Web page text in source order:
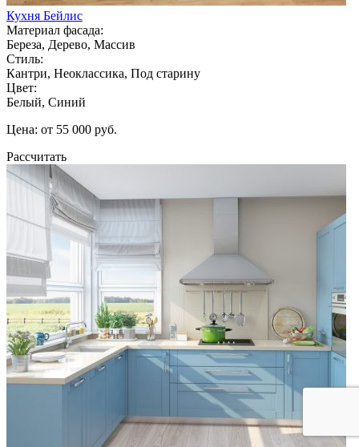
Кухня Бейлис
Материал фасада:
Береза, Дерево, Массив
Стиль:
Кантри, Неоклассика, Под старину
Цвет:
Белый, Синий
Цена: от 55 000 руб.
Рассчитать